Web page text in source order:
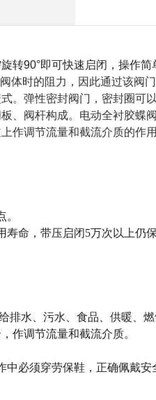
转90°即可快速启闭，操作
体时的阻力，因此通过该阀
。弹性密封阀门，密封圈可
、阀杆构成。电动全衬胶蝶
作调节流量和截流介质的作用
命，带压启闭5万次以上仍保
水、污水、食品、供暖、
作调节流量和截流介质。
必须穿劳保鞋，正确佩戴安